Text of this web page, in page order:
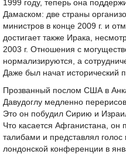
1999 году, теперь она
Дамаском: две страны
министров в конце 2009 г. и
достигает также Ирака,
2003 г. Отношения с
нормализируются, а
Даже был начат исторический
Прозванный послом США в
Давудоглу медленно
Это он побудил Сирию и
Что касается Афганистана, он
талибами и представлял голос
лондонской конференции в